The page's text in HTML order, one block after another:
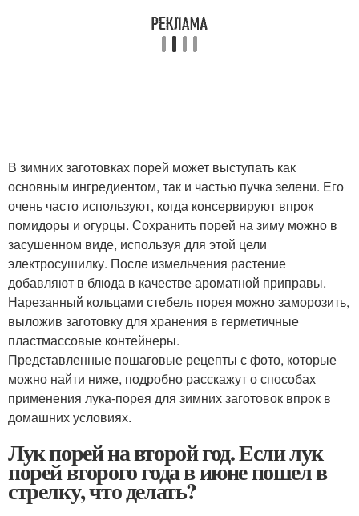
В зимних заготовках порей может выступать как
основным ингредиентом, так и частью пучка зелени. Его
очень часто используют, когда консервируют впрок
помидоры и огурцы. Сохранить порей на зиму можно в
засушенном виде, используя для этой цели
электросушилку. После измельчения растение
добавляют в блюда в качестве ароматной приправы.
Нарезанный кольцами стебель порея можно заморозить,
выложив заготовку для хранения в герметичные
пластмассовые контейнеры.
Представленные пошаговые рецепты с фото, которые
можно найти ниже, подробно расскажут о способах
применения лука-порея для зимних заготовок впрок в
домашних условиях.
Лук порей на второй год. Если лук
порей второго года в июне пошел в
стрелку, что делать?